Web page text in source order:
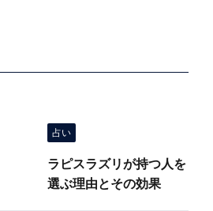
占い
ラピスラズリが持つ人を
選ぶ理由とその効果